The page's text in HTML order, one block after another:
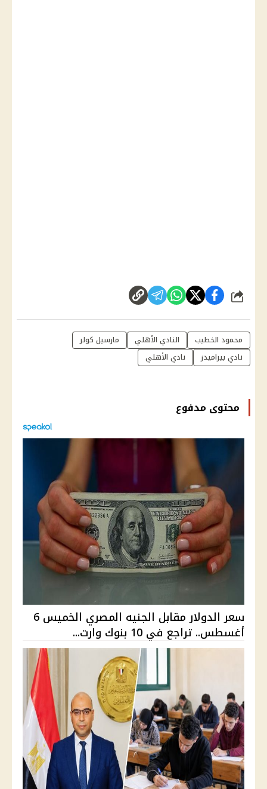
شارك
محمود الخطيب النادي الأهلي
مارسيل كولر
نادي بيراميدز
نادي الأهلي
محتوى مدفوع
سعر الدولار مقابل الجنيه المصري الخميس 6
أغسطس.. تراجع في 10 بنوك وارت...